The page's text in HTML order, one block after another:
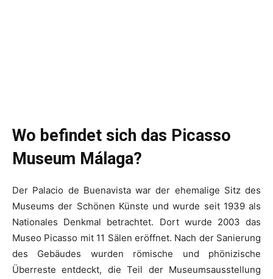
Wo befindet sich das Picasso
Museum Málaga?
Der Palacio de Buenavista war der ehemalige Sitz des
Museums der Schönen Künste und wurde seit 1939 als
Nationales Denkmal betrachtet. Dort wurde 2003 das
Museo Picasso mit 11 Sälen eröffnet. Nach der Sanierung
des Gebäudes wurden römische und phönizische
Überreste entdeckt, die Teil der Museumsausstellung